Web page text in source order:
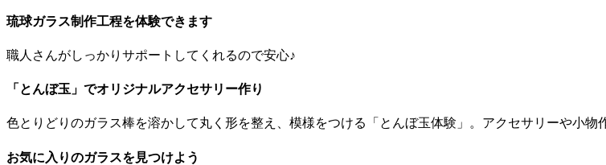
琉球ガラス制作工程を体験できます
職人さんがしっかりサポートしてくれるので安心♪
「とんぼ玉」でオリジナルアクセサリー作り
色とりどりのガラス棒を溶かして丸く形を整え、模様をつける「とんぼ玉体験」。アクセサリーや小物
お気に入りのガラスを見つけよう